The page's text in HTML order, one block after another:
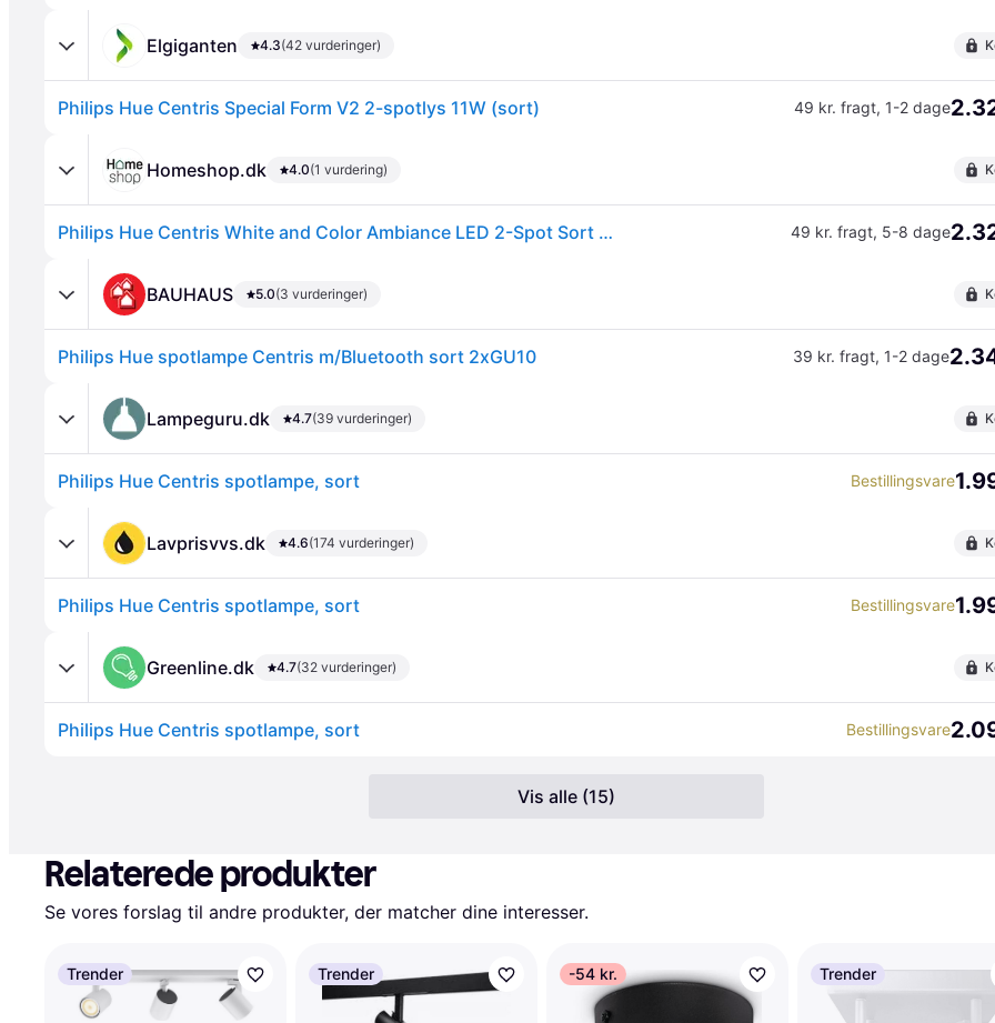
Elgiganten 4.3(42 vurderinger)
Philips Hue Centris Special Form V2 2-spotlys 11W (sort) 49 kr. fragt, 1-2 dage
Homeshop.dk 4.0(1 vurdering)
Philips Hue Centris White and Color Ambiance LED 2-Spot Sort 2x5,7W 49 kr. fragt, 5-8 dage
BAUHAUS 5.0(3 vurderinger)
Philips Hue spotlampe Centris m/Bluetooth sort 2xGU10 39 kr. fragt, 1-2 dage
Lampeguru.dk 4.7(39 vurderinger)
Philips Hue Centris spotlampe, sort Bestillingsvare
Lavprisvvs.dk 4.6(174 vurderinger)
Philips Hue Centris spotlampe, sort Bestillingsvare
Greenline.dk 4.7(32 vurderinger)
Philips Hue Centris spotlampe, sort Bestillingsvare
Vis alle (15)
Relaterede produkter
Se vores forslag til andre produkter, der matcher dine interesser.
Trender Trender -54 kr. Trender